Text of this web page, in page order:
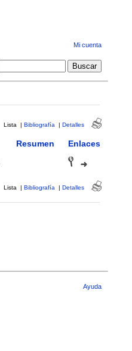
Mi cuenta
Lista | Bibliografía | Detalles
Resumen Enlaces
Lista | Bibliografía | Detalles
Ayuda